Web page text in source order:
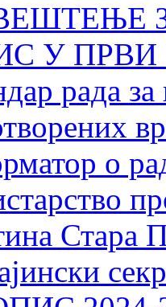
У ПРВИ
рада
о
Стара